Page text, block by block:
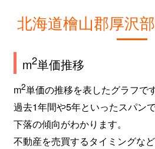
北海道檜山郡厚沢
m2単価推移
m2単価の推移を表したグラフです
過去1年間や5年といったスパン
下落の傾向がわかります。
不動産を売買するタイミングな